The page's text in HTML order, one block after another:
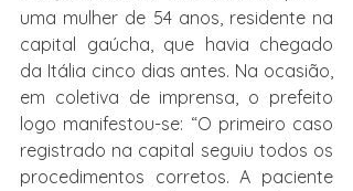
uma mulher de 54 anos, residente na
capital gaúcha, que havia chegado
da Itália cinco dias antes. Na ocasião,
em coletiva de imprensa, o prefeito
logo manifestou-se: “O primeiro caso
registrado na capital seguiu todos os
procedimentos corretos. A paciente